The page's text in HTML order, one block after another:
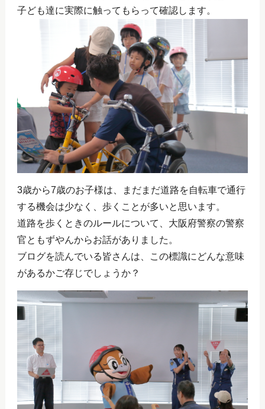
子ども達に実際に触ってもらって確認します。
3歳から7歳のお子様は、まだまだ道路を自転車で通行
する機会は少なく、歩くことが多いと思います。
道路を歩くときのルールについて、大阪府警察の警察
官ともずやんからお話がありました。
ブログを読んでいる皆さんは、この標識にどんな意味
があるかご存じでしょうか？